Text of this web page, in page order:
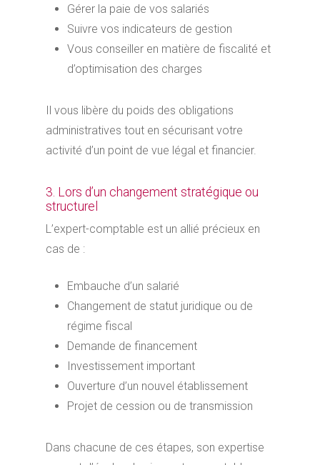
Gérer la paie de vos salariés
Suivre vos indicateurs de gestion
Vous conseiller en matière de fiscalité et
d’optimisation des charges
Il vous libère du poids des obligations
administratives tout en sécurisant votre
activité d’un point de vue légal et financier.
3. Lors d’un changement stratégique ou
structurel
L’expert-comptable est un allié précieux en
cas de :
Embauche d’un salarié
Changement de statut juridique ou de
régime fiscal
Demande de financement
Investissement important
Ouverture d’un nouvel établissement
Projet de cession ou de transmission
Dans chacune de ces étapes, son expertise